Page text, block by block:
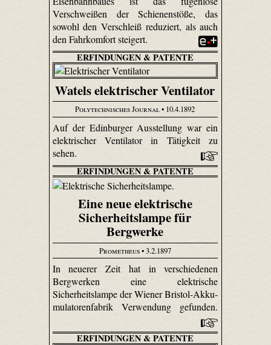
Verschweißen der Schienenstöße, das
sowohl den Verschleiß reduziert, als auch
den Fahrkomfort steigert.
ERFINDUNGEN & PATENTE
Watels elektrischer Ventilator
Polytechnisches Journal• 10.4.1892
Auf der Edinburger Ausstellung war ein
elektrischer Ventilator in Tätigkeit zu
sehen.
ERFINDUNGEN & PATENTE
Eine neue elektrische
Sicherheitslampe für
Bergwerke
Prometheus• 3.2.1897
In neuerer Zeit hat in verschiedenen
Bergwerken eine elektrische
Sicherheitslampe der Wiener Bristol-Akku­
mulatoren­fabrik Verwendung gefunden.
ERFINDUNGEN & PATENTE